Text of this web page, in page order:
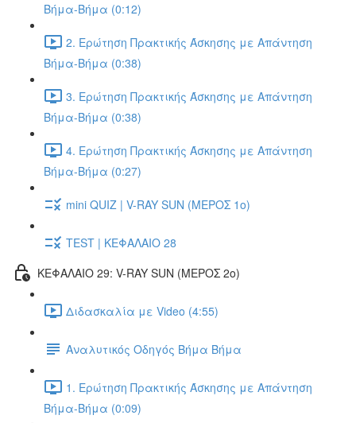
Βήμα-Βήμα (0:12)
2. Ερώτηση Πρακτικής Άσκησης με Απάντηση
Βήμα-Βήμα (0:38)
3. Ερώτηση Πρακτικής Άσκησης με Απάντηση
Βήμα-Βήμα (0:38)
4. Ερώτηση Πρακτικής Άσκησης με Απάντηση
Βήμα-Βήμα (0:27)
mini QUIZ | V-RAY SUN (ΜΕΡΟΣ 1o)
TEST | ΚΕΦΑΛΑΙΟ 28
ΚΕΦΑΛΑΙΟ 29: V-RAY SUN (ΜΕΡΟΣ 2o)
Διδασκαλία με Video (4:55)
Αναλυτικός Οδηγός Βήμα Βήμα
1. Ερώτηση Πρακτικής Άσκησης με Απάντηση
Βήμα-Βήμα (0:09)